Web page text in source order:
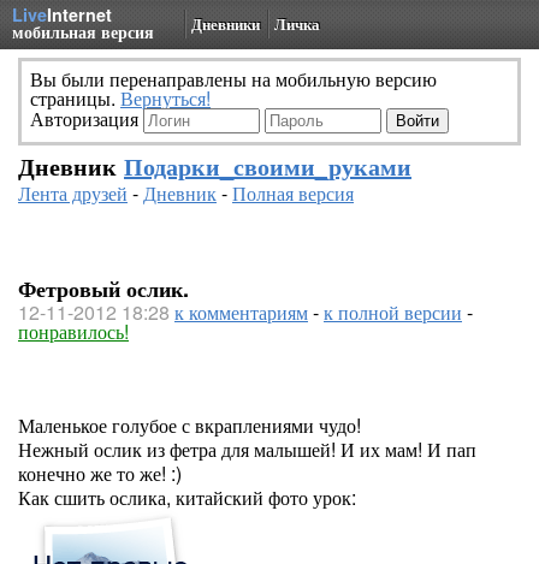
LiveInternet
мобильная версия Дневники Личка
Вы были перенаправлены на мобильную версию
страницы. Вернуться!
Авторизация
Дневник Подарки_своими_руками
Лента друзей -Дневник-Полная версия
Фетровый ослик.
12-11-2012 18:28 к комментариям-к полной версии -
понравилось!
Маленькое голубое с вкраплениями чудо!
Нежный ослик из фетра для малышей! И их мам! И пап
конечно же то же! :)
Как сшить ослика, китайский фото урок: